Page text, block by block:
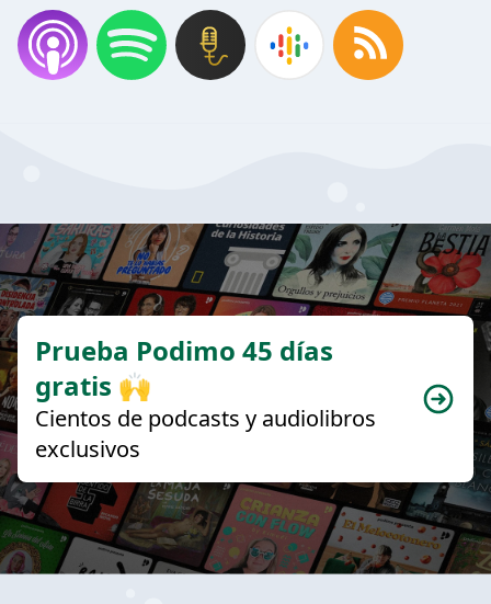
Prueba Podimo 45 días
gratis 🙌
Cientos de podcasts y audiolibros
exclusivos